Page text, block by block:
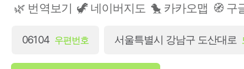
🌿 번역보기 🦖 네이버지도 🐤 카카오맵 🧭 구
06104 우편번호 서울특별시 강남구 도산대로